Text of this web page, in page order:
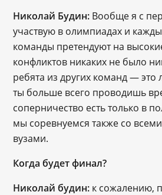
Николай Будин: Вообще я с
участвую в олимпиадах и
команды претендуют на
конфликтов никаких не было
ребята из других команд — это
ты больше всего проводишь
соперничество есть только в
мы соревнуемся также со
вузами.
Когда будет финал?
Николай будин: к сожалению,